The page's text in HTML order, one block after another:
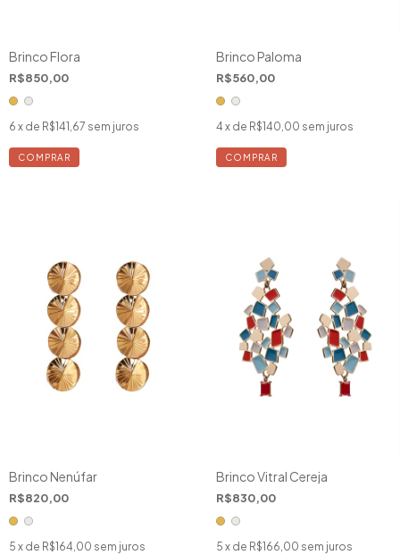
Brinco Flora
R$850,00
6 x de R$141,67 sem juros
COMPRAR
Brinco Paloma
R$560,00
4 x de R$140,00 sem juros
COMPRAR
Brinco Nenúfar
R$820,00
5 x de R$164,00 sem juros
Brinco Vitral Cereja
R$830,00
5 x de R$166,00 sem juros